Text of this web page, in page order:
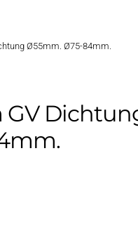
Ø55mm. Ø75-84mm.
GV